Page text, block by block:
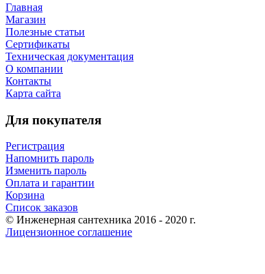
Главная
Магазин
Полезные статьи
Сертификаты
Техническая документация
О компании
Контакты
Карта сайта
Для покупателя
Регистрация
Напомнить пароль
Изменить пароль
Оплата и гарантии
Корзина
Список заказов
© Инженерная сантехника 2016 - 2020 г.
Лицензионное соглашение